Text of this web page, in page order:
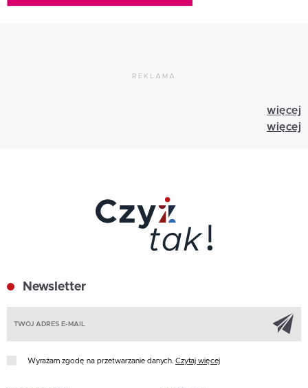
REKLAMA
więcej
więcej
Newsletter
Wyrażam zgodę na przetwarzanie danych. Czytaj więcej